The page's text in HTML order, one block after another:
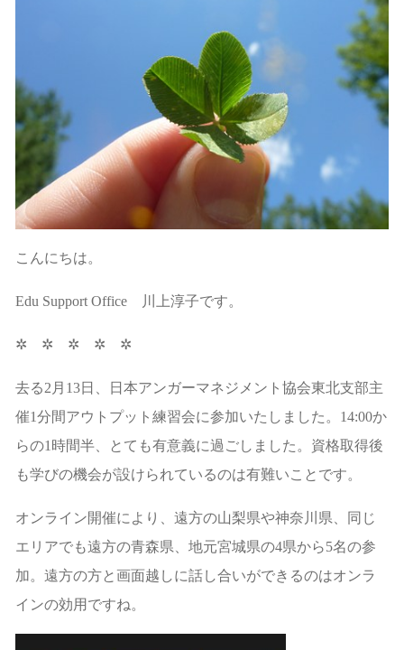
こんにちは。
Edu Support Office 川上淳子です。
✲ ✲ ✲ ✲ ✲
去る2月13日、日本アンガーマネジメント協会東北支部主
催1分間アウトプット練習会に参加いたしました。14:00か
らの1時間半、とても有意義に過ごしました。資格取得後
も学びの機会が設けられているのは有難いことです。
オンライン開催により、遠方の山梨県や神奈川県、同じ
エリアでも遠方の青森県、地元宮城県の4県から5名の参
加。遠方の方と画面越しに話し合いができるのはオンラ
インの効用ですね。